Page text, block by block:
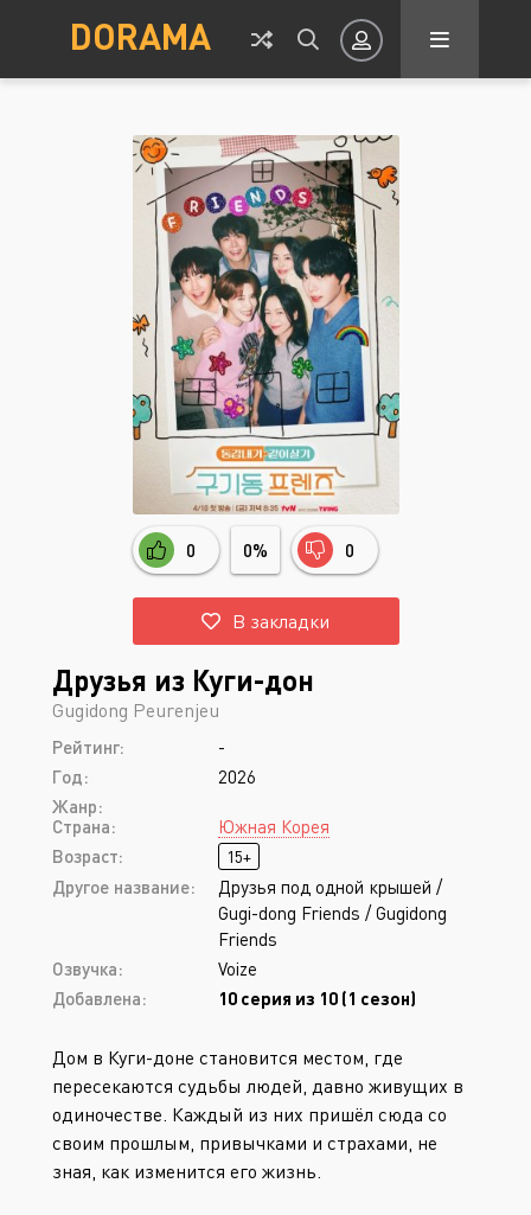
DORAMA
Авторизация
Запомнить
ВОЙТИ НА САЙТ
Регистрация Восстановить пароль
Или войти через
0 0% 0
В закладки
Друзья из Куги-дон
Gugidong Peurenjeu
Рейтинг:
-
Год:
2026
Жанр:
Страна:
Южная Корея
Возраст:
15+
Другое название:
Друзья под одной крышей /
Gugi-dong Friends / Gugidong
Friends
Озвучка:
Voize
Добавлена:
10 серия из 10 (1 сезон)
Дом в Куги-доне становится местом, где
пересекаются судьбы людей, давно живущих в
одиночестве. Каждый из них пришёл сюда со
своим прошлым, привычками и страхами, не
зная, как изменится его жизнь.